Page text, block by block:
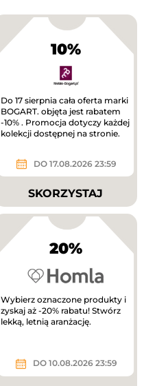
10%
Do 17 sierpnia cała oferta marki
BOGART. objęta jest rabatem
-10% . Promocja dotyczy każdej
kolekcji dostępnej na stronie.
DO 17.08.2026 23:59
SKORZYSTAJ
20%
Wybierz oznaczone produkty i
zyskaj aż -20% rabatu! Stwórz
lekką, letnią aranżację.
DO 10.08.2026 23:59